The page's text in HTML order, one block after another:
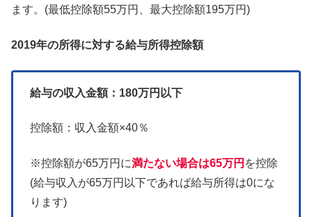
ます。(最低控除額55万円、最大控除額195万円)
2019年の所得に対する給与所得控除額
給与の収入金額：180万円以下
控除額：収入金額×40％
※控除額が65万円に満たない場合は65万円 を控除
(給与収入が65万円以下であれば給与所得は0にな
ります)